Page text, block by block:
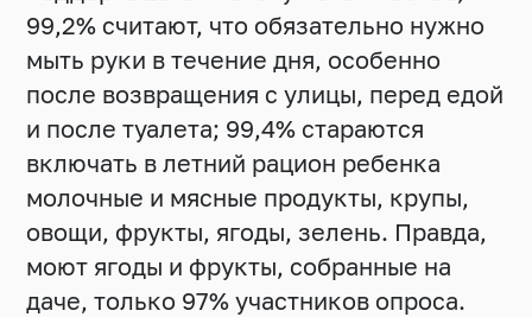
99,2% считают, что обязательно нужно
мыть руки в течение дня, особенно
после возвращения с улицы, перед едой
и после туалета; 99,4% стараются
включать в летний рацион ребенка
молочные и мясные продукты, крупы,
овощи, фрукты, ягоды, зелень. Правда,
моют ягоды и фрукты, собранные на
даче, только 97% участников опроса.